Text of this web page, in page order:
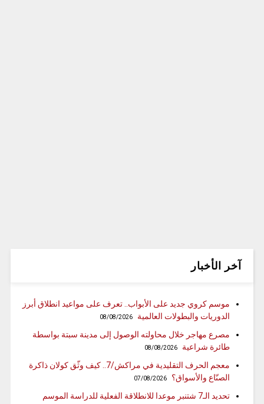
آخر الأخبار
موسم كروي جديد على الأبواب.. تعرف على مواعيد انطلاق أبرز
الدوريات والبطولات العالمية
08/08/2026
مصرع مهاجر خلال محاولته الوصول إلى مدينة سبتة بواسطة
طائرة شراعية
08/08/2026
معجم الحرف التقليدية في مراكش/7.. كيف وثّق كولان ذاكرة
الصنّاع والأسواق؟
07/08/2026
تحديد الـ7 شتنبر موعدا للانطلاقة الفعلية للدراسة الموسم